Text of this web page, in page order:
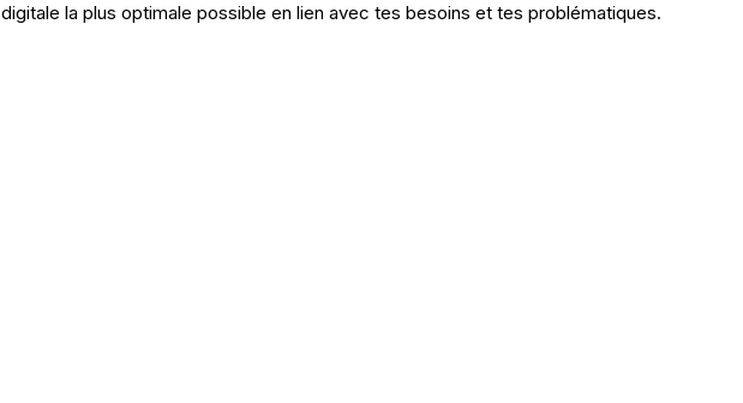
digitale la plus optimale possible en lien avec tes besoins et tes problématiques.